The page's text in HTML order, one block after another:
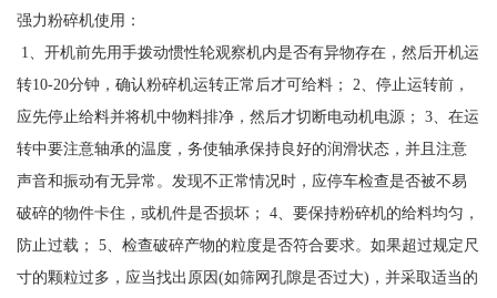
强力粉碎机使用：
1、开机前先用手拨动惯性轮观察机内是否有异物存在，然后开机运
转10-20分钟，确认粉碎机运转正常后才可给料； 2、停止运转前，
应先停止给料并将机中物料排净，然后才切断电动机电源； 3、在运
转中要注意轴承的温度，务使轴承保持良好的润滑状态，并且注意
声音和振动有无异常。发现不正常情况时，应停车检查是否被不易
破碎的物件卡住，或机件是否损坏； 4、要保持粉碎机的给料均匀，
防止过载； 5、检查破碎产物的粒度是否符合要求。如果超过规定尺
寸的颗粒过多，应当找出原因(如筛网孔隙是否过大)，并采取适当的